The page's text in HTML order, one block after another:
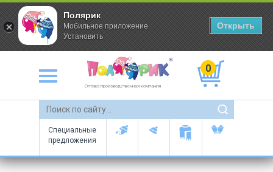
Оптово-производственная компания
0
Специальные
предложения
Полярик
Мобильное приложение
Установить
Открыть